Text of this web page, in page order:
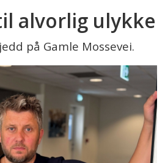
alvorlig ulykke
på Gamle Mossevei.